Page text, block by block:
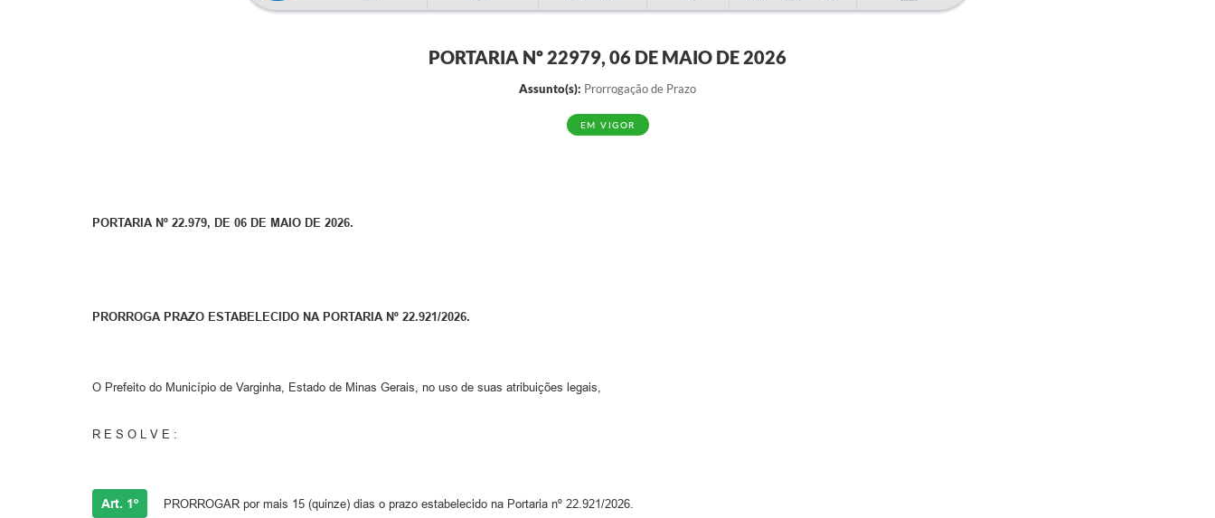
PORTARIA Nº 22979, 06 DE MAIO DE 2026
Assunto(s): Prorrogação de Prazo
EM VIGOR
PORTARIA Nº 22.979, DE 06 DE MAIO DE 2026.
PRORROGA PRAZO ESTABELECIDO NA PORTARIA Nº 22.921/2026.
O Prefeito do Município de Varginha, Estado de Minas Gerais, no uso de suas atribuições legais,
R E S O L V E :
Art. 1º PRORROGAR por mais 15 (quinze) dias o prazo estabelecido na Portaria nº 22.921/2026.